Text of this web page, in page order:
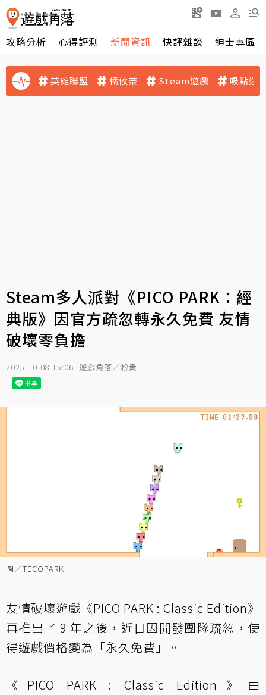
攻略分析 心得評測 新聞資訊 快評雜談 紳士專區
英雄聯盟 橘攸奈 Steam遊戲 吸點迷
Steam多人派對《PICO PARK：經
典版》因官方疏忽轉永久免費 友情
破壞零負擔
2025-10-08 15:06 遊戲角落／粉貴
圖／TECOPARK
友情破壞遊戲《PICO PARK : Classic Edition》
再推出了 9 年之後，近日因開發團隊疏忽，使
得遊戲價格變為「永久免費」。
《PICO PARK : Classic Edition》由